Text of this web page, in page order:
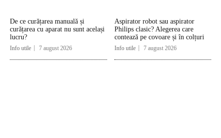
De ce curățarea manuală și
curățarea cu aparat nu sunt același
lucru?
Info utile 7 august 2026
Aspirator robot sau aspirator
Philips clasic? Alegerea care
contează pe covoare și în colțuri
Info utile 7 august 2026